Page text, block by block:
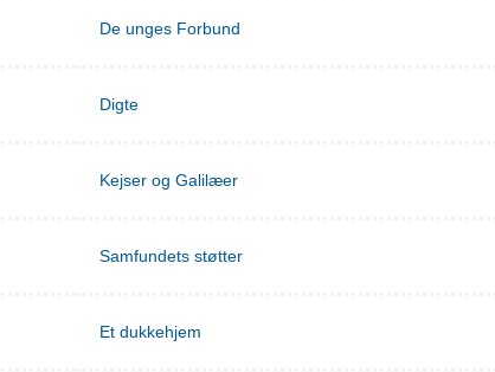
De unges Forbund
Digte
Kejser og Galilæer
Samfundets støtter
Et dukkehjem